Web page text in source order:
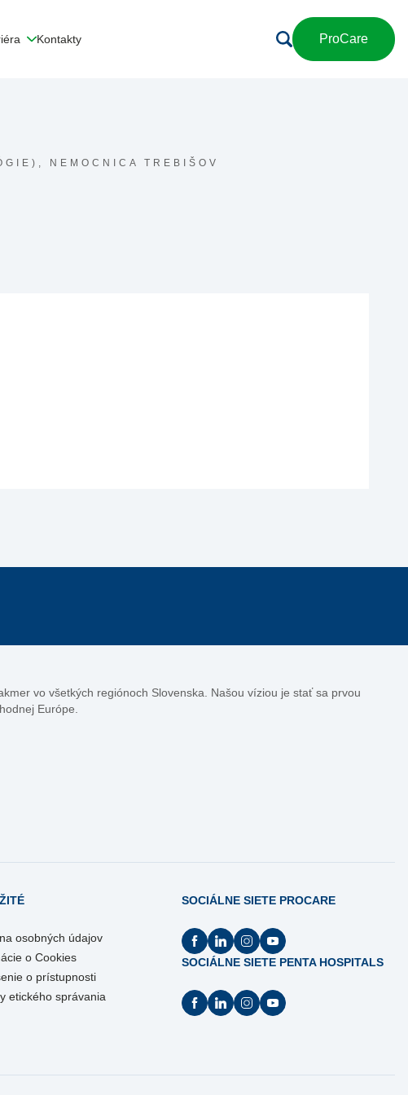
Kontakty ProCare
NEMOCNICA TREBIŠOV
vo všetkých regiónoch Slovenska. Našou víziou je stať sa prvou
Európe.
osobných údajov
o Cookies
o prístupnosti
etického správania
SOCIÁLNE SIETE PROCARE
SOCIÁLNE SIETE PENTA HOSPITALS